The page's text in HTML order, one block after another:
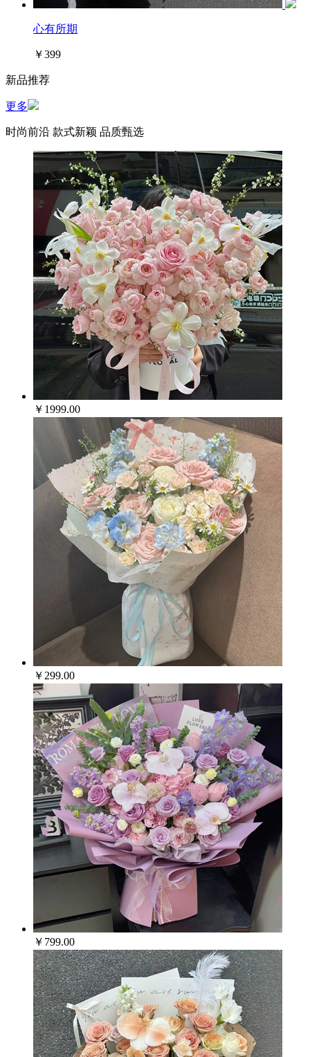
心有所期
￥399
新品推荐
更多
时尚前沿 款式新颖 品质甄选
￥1999.00
￥299.00
￥799.00